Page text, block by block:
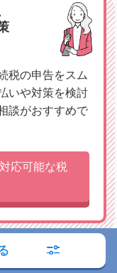
税の申告をスム
いや対策を検討
談がおすすめで
応可能な税